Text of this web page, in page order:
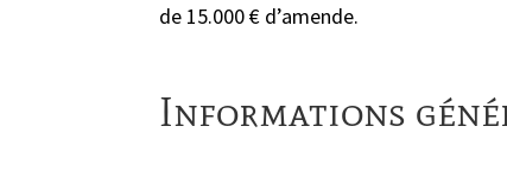
de 15.000 € d’amende.
Informations